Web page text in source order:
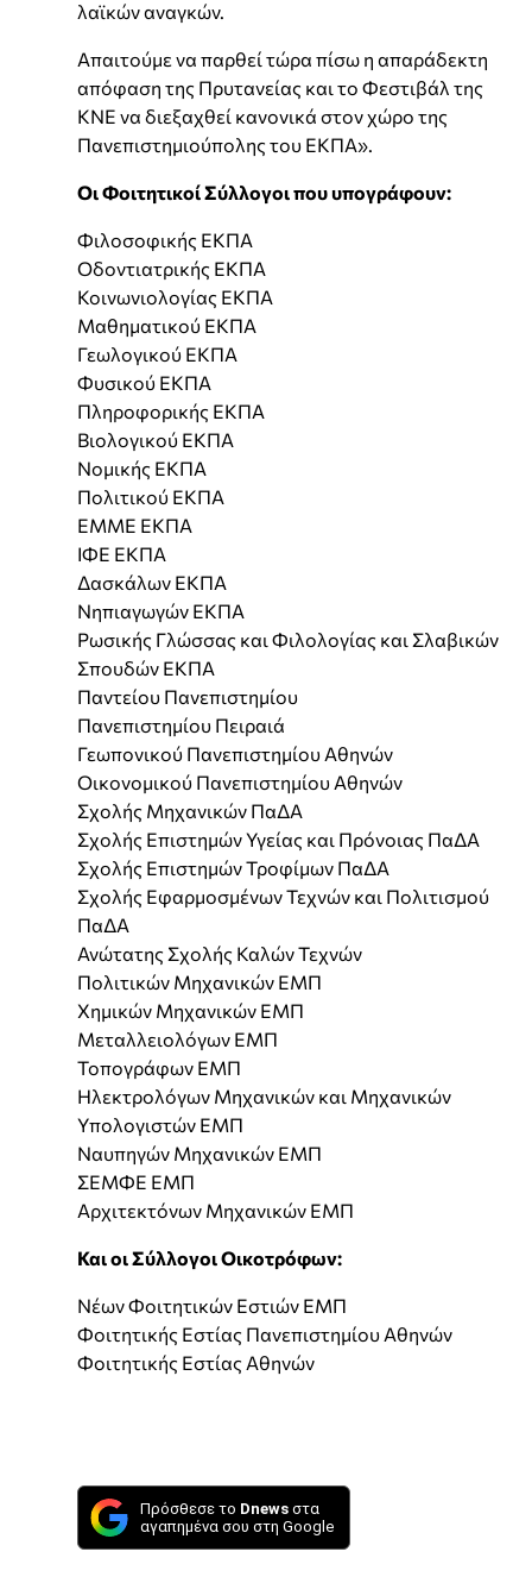
λαϊκών αναγκών.
Απαιτούμε να παρθεί τώρα πίσω η απαράδεκτη
απόφαση της Πρυτανείας και το Φεστιβάλ της
ΚΝΕ να διεξαχθεί κανονικά στον χώρο της
Πανεπιστημιούπολης του ΕΚΠΑ».
Οι Φοιτητικοί Σύλλογοι που υπογράφουν:
Φιλοσοφικής ΕΚΠΑ
Οδοντιατρικής ΕΚΠΑ
Κοινωνιολογίας ΕΚΠΑ
Μαθηματικού ΕΚΠΑ
Γεωλογικού ΕΚΠΑ
Φυσικού ΕΚΠΑ
Πληροφορικής ΕΚΠΑ
Βιολογικού ΕΚΠΑ
Νομικής ΕΚΠΑ
Πολιτικού ΕΚΠΑ
ΕΜΜΕ ΕΚΠΑ
ΙΦΕ ΕΚΠΑ
Δασκάλων ΕΚΠΑ
Νηπιαγωγών ΕΚΠΑ
Ρωσικής Γλώσσας και Φιλολογίας και Σλαβικών
Σπουδών ΕΚΠΑ
Παντείου Πανεπιστημίου
Πανεπιστημίου Πειραιά
Γεωπονικού Πανεπιστημίου Αθηνών
Οικονομικού Πανεπιστημίου Αθηνών
Σχολής Μηχανικών ΠαΔΑ
Σχολής Επιστημών Υγείας και Πρόνοιας ΠαΔΑ
Σχολής Επιστημών Τροφίμων ΠαΔΑ
Σχολής Εφαρμοσμένων Τεχνών και Πολιτισμού
ΠαΔΑ
Ανώτατης Σχολής Καλών Τεχνών
Πολιτικών Μηχανικών ΕΜΠ
Χημικών Μηχανικών ΕΜΠ
Μεταλλειολόγων ΕΜΠ
Τοπογράφων ΕΜΠ
Ηλεκτρολόγων Μηχανικών και Μηχανικών
Υπολογιστών ΕΜΠ
Ναυπηγών Μηχανικών ΕΜΠ
ΣΕΜΦΕ ΕΜΠ
Αρχιτεκτόνων Μηχανικών ΕΜΠ
Και οι Σύλλογοι Οικοτρόφων:
Νέων Φοιτητικών Εστιών ΕΜΠ
Φοιτητικής Εστίας Πανεπιστημίου Αθηνών
Φοιτητικής Εστίας Αθηνών
Πρόσθεσε το Dnews στα
αγαπημένα σου στη Google